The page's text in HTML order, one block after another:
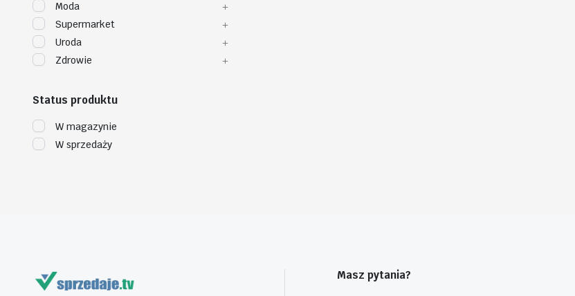
Moda
Supermarket
Uroda
Zdrowie
Status produktu
W magazynie
W sprzedaży
Masz pytania?